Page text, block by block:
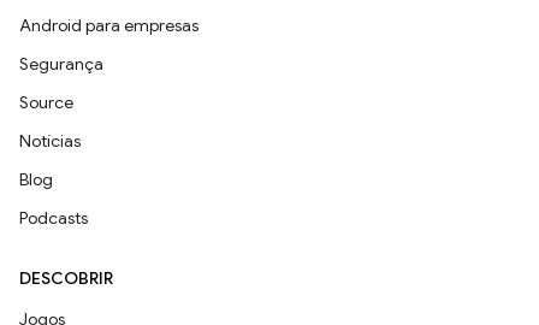
Android para empresas
Segurança
Source
Notícias
Blog
Podcasts
DESCOBRIR
Jogos